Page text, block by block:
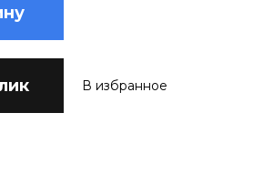
В избранное